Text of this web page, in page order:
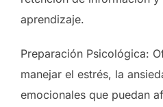
aprendizaje.
Preparación Psicológica:
manejar el estrés, la
emocionales que puedan